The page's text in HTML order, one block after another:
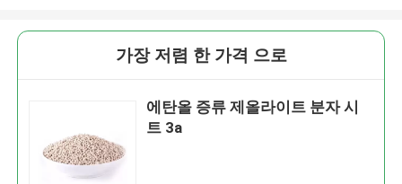
가장 저렴 한 가격 으로
에탄올 증류 제올라이트 분자 시
트 3a